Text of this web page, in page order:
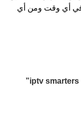
في أي وقت ومن أي